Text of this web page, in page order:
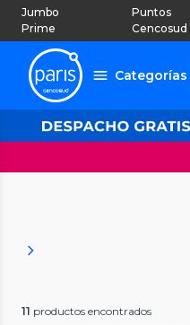
Jumbo
Prime
Puntos
Cencosud
Categorías
11 productos encontrados